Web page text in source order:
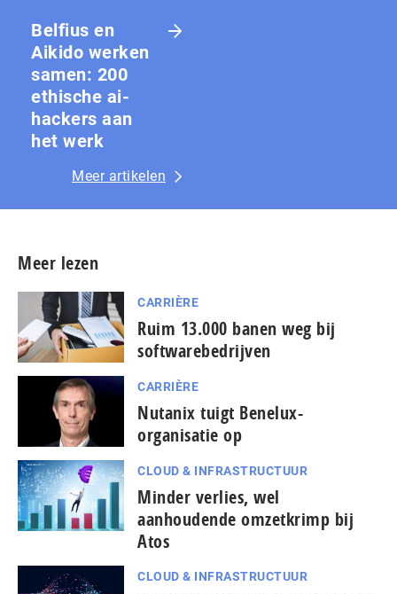
Belfius en
Aikido werken
samen: 200
ethische ai-
hackers aan
het werk
Meer artikelen
Meer lezen
CARRIÈRE
Ruim 13.000 banen weg bij
softwarebedrijven
CARRIÈRE
Nutanix tuigt Benelux-
organisatie op
CLOUD & INFRASTRUCTUUR
Minder verlies, wel
aanhoudende omzetkrimp bij
Atos
CLOUD & INFRASTRUCTUUR